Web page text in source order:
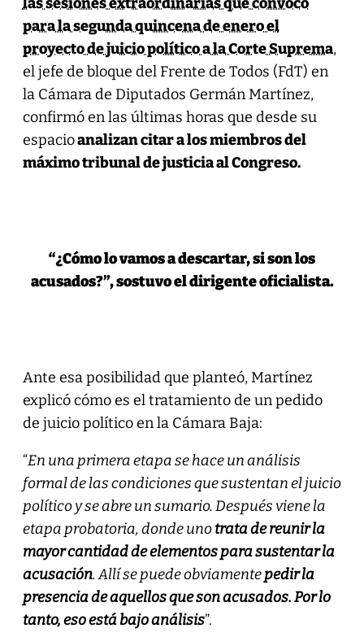
para la segunda quincena de enero el
proyecto de juicio político a la Corte Suprema,
el jefe de bloque del Frente de Todos (FdT) en
la Cámara de Diputados Germán Martínez,
confirmó en las últimas horas que desde su
espacioanalizan citar a los miembros del
máximo tribunal de justicia al Congreso.
“¿Cómo lo vamos a descartar, si son los
acusados?”, sostuvo el dirigente oficialista.
Ante esa posibilidad que planteó, Martínez
explicó cómo es el tratamiento de un pedido
de juicio político en la Cámara Baja:
“En una primera etapa se hace un análisis
formal de las condiciones que sustentan el juicio
político y se abre un sumario. Después viene la
etapa probatoria, donde unotrata de reunir la
mayor cantidad de elementos para sustentar la
acusación. Allí se puede obviamentepedir la
presencia de aquellos que son acusados. Por lo
tanto, eso está bajo análisis”.